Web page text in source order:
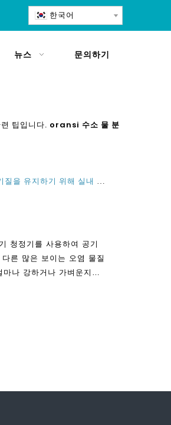
한국어
뉴스 문의하기
팁입니다. oransi 수소 물 분
실내 공기 품질 테스트가 필요한 실내 공기 품질 테스트 및 공기질을 유지하기 위해 실내 공기 청정서를 사용하는 가시적 인 이유
청정기를 사용하여 공기
른 많은 보이는 오염 물질
나 강하거나 가벼운지를